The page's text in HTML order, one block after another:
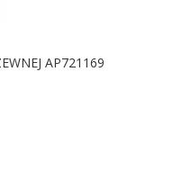
AP721169